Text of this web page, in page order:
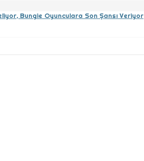
Bungie Oyunculara Son Şansı Veriyor